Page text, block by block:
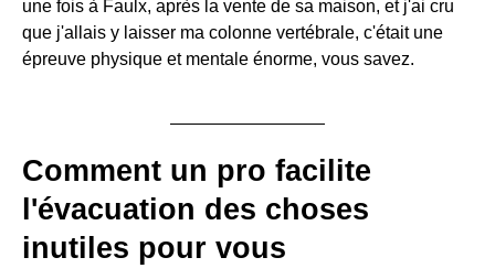
une fois à Faulx, après la vente de sa maison, et j'ai cru
que j'allais y laisser ma colonne vertébrale, c'était une
épreuve physique et mentale énorme, vous savez.
Comment un pro facilite
l'évacuation des choses
inutiles pour vous